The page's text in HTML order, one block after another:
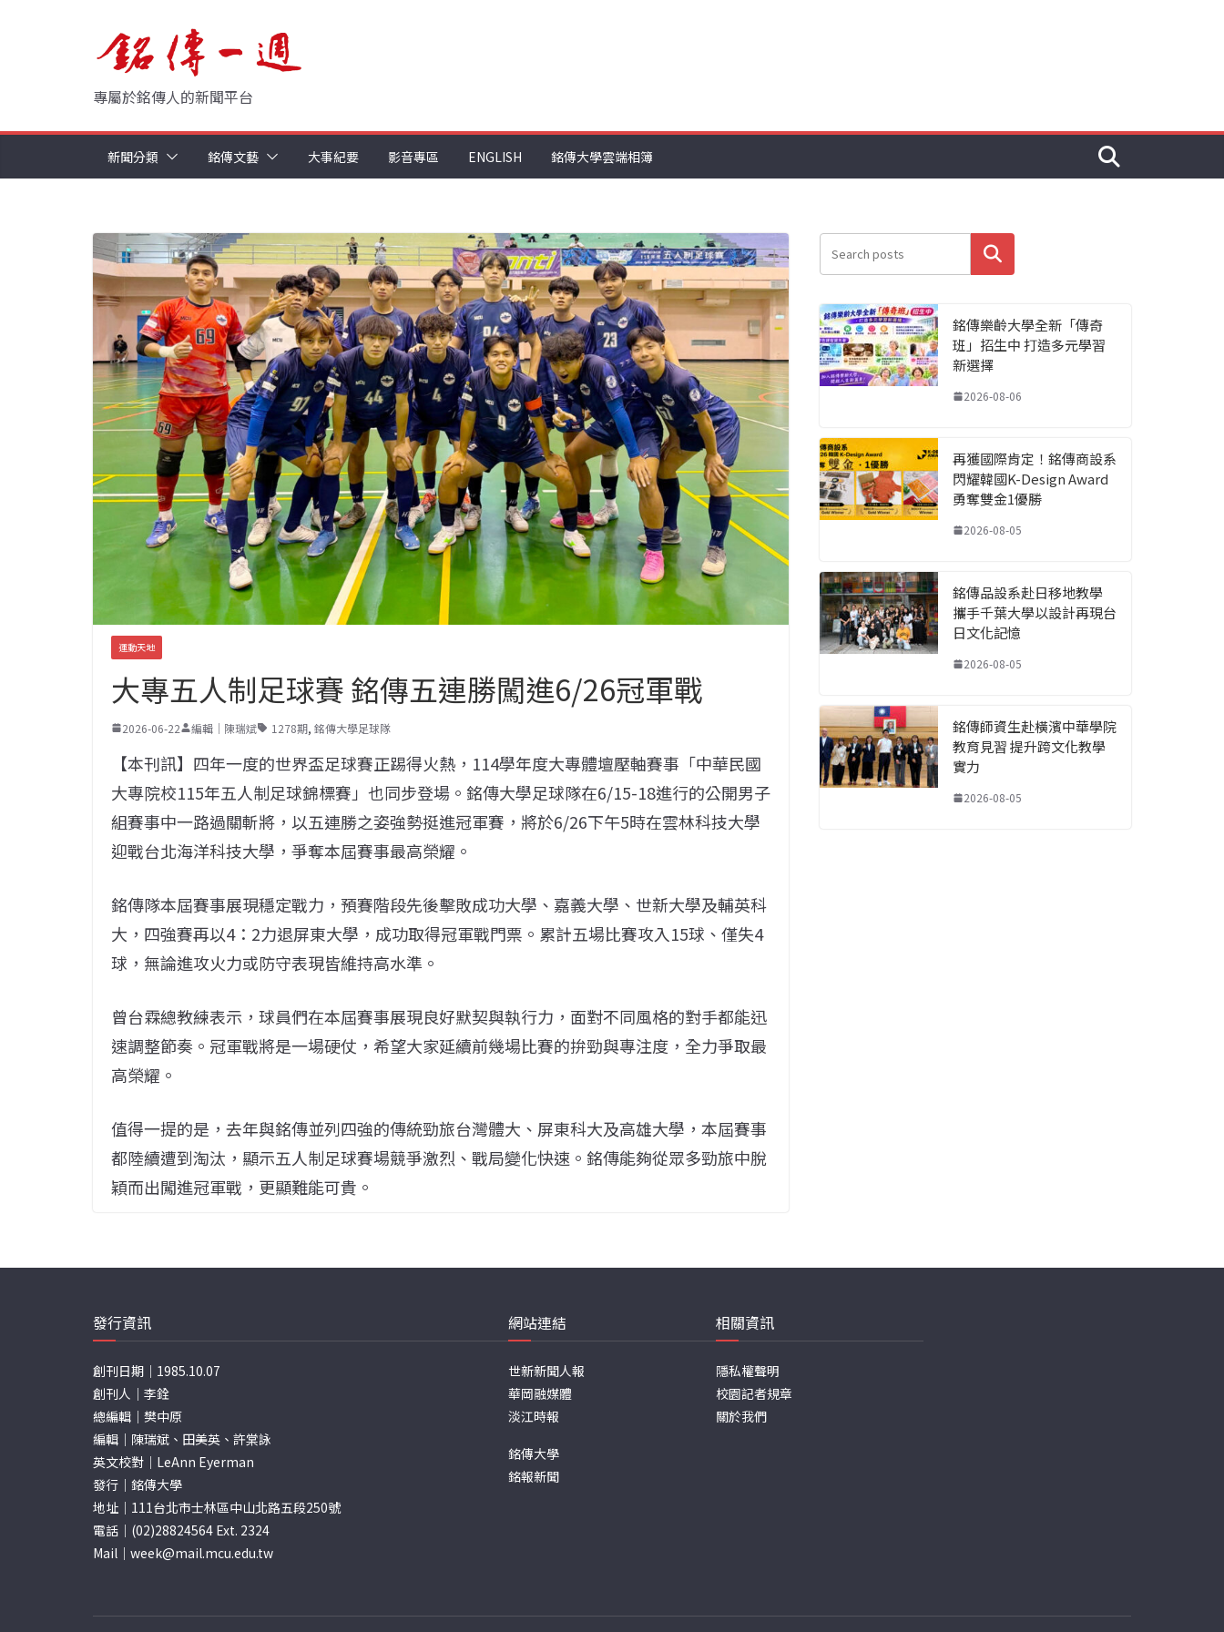
專屬於銘傳人的新聞平台
新聞分類 銘傳文藝 大事紀要 影音專區 ENGLISH 銘傳大學雲端相簿
運動天地
大專五人制足球賽 銘傳五連勝闖進6/26冠軍戰
2026-06-22 編輯｜陳瑞斌 1278期, 銘傳大學足球隊
【本刊訊】四年一度的世界盃足球賽正踢得火熱，114學年度大專體壇壓軸賽事「中華民國
大專院校115年五人制足球錦標賽」也同步登場。銘傳大學足球隊在6/15-18進行的公開男子
組賽事中一路過關斬將，以五連勝之姿強勢挺進冠軍賽，將於6/26下午5時在雲林科技大學
迎戰台北海洋科技大學，爭奪本屆賽事最高榮耀。
銘傳隊本屆賽事展現穩定戰力，預賽階段先後擊敗成功大學、嘉義大學、世新大學及輔英科
大，四強賽再以4：2力退屏東大學，成功取得冠軍戰門票。累計五場比賽攻入15球、僅失4
球，無論進攻火力或防守表現皆維持高水準。
曾台霖總教練表示，球員們在本屆賽事展現良好默契與執行力，面對不同風格的對手都能迅
速調整節奏。冠軍戰將是一場硬仗，希望大家延續前幾場比賽的拚勁與專注度，全力爭取最
高榮耀。
值得一提的是，去年與銘傳並列四強的傳統勁旅台灣體大、屏東科大及高雄大學，本屆賽事
都陸續遭到淘汰，顯示五人制足球賽場競爭激烈、戰局變化快速。銘傳能夠從眾多勁旅中脫
穎而出闖進冠軍戰，更顯難能可貴。
搜尋
銘傳樂齡大學全新「傳奇
班」招生中 打造多元學習
新選擇
2026-08-06
再獲國際肯定！銘傳商設系
閃耀韓國K-Design Award
勇奪雙金1優勝
2026-08-05
銘傳品設系赴日移地教學
攜手千葉大學以設計再現台
日文化記憶
2026-08-05
銘傳師資生赴橫濱中華學院
教育見習 提升跨文化教學
實力
2026-08-05
發行資訊
創刊日期｜1985.10.07
創刊人｜李銓
總編輯｜樊中原
編輯｜陳瑞斌、田美英、許棠詠
英文校對｜LeAnn Eyerman
發行｜銘傳大學
地址｜111台北市士林區中山北路五段250號
電話｜(02)28824564 Ext. 2324
Mail｜ week@mail.mcu.edu.tw
網站連結
世新新聞人報
華岡融媒體
淡江時報
銘傳大學
銘報新聞
相關資訊
隱私權聲明
校園記者規章
關於我們